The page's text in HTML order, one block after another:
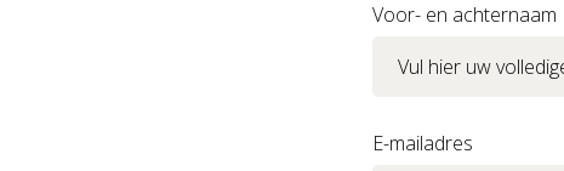
Voor- en achternaam
E-mailadres